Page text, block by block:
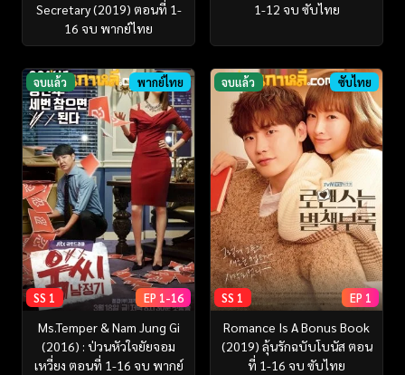
Secretary (2019) ตอนที่ 1-
16 จบ พากย์ไทย
1-12 จบ ซับไทย
จบแล้ว พากย์ไทย
SS 1 EP 1-16
Ms.Temper & Nam Jung Gi
(2016) : ป่วนหัวใจยัยจอม
เหวี่ยง ตอนที่ 1-16 จบ พากย์
จบแล้ว ซับไทย
SS 1 EP 1
Romance Is A Bonus Book
(2019) ลุ้นรักฉบับโบนัส ตอน
ที่ 1-16 จบ ซับไทย